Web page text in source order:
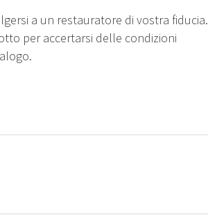
a un restauratore di vostra fiducia.
per accertarsi delle condizioni